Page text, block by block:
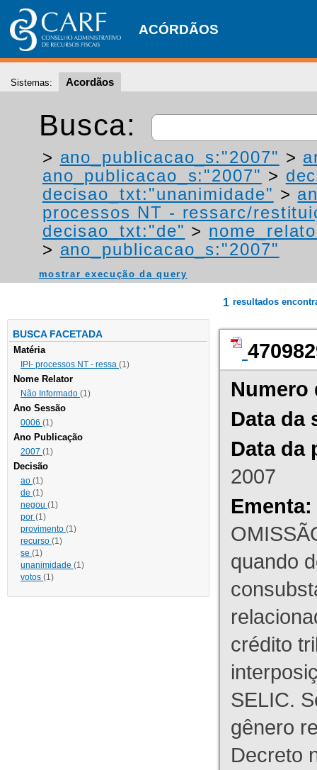
ACÓRDÃOS
Sistemas: Acordãos
Busca:
> ano_publicacao_s:"2007" >
ano_publicacao_s:"2007" >
decisao_txt:"unanimidade" >
processos NT - ressarc/
decisao_txt:"de" >
> ano_publicacao_s:"2007"
mostrar execução da query
BUSCA FACETADA
Matéria
IPI- processos NT - ressa (1)
Nome Relator
Não Informado (1)
Ano Sessão
0006 (1)
Ano Publicação
2007 (1)
Decisão
ao (1)
de (1)
negou (1)
por (1)
provimento (1)
recurso (1)
se (1)
unanimidade (1)
votos (1)
1 resultados
Numero
Data da
Data da
2007
Ementa:
quando
crédito
SELIC.
gênero
Decreto